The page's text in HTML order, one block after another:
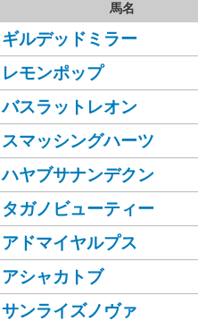
馬名
ギルデッドミラー
レモンポップ
バスラットレオン
スマッシングハーツ
ハヤブサナンデクン
タガノビューティー
アドマイヤルプス
アシャカトブ
サンライズノヴァ